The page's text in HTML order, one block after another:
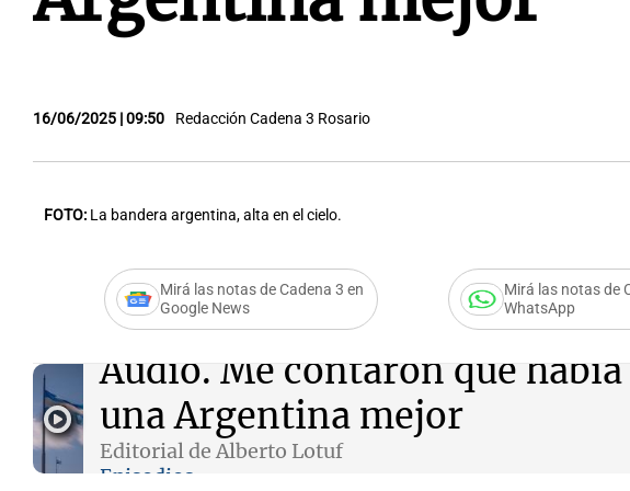
16/06/2025 | 09:50 Redacción Cadena 3 Rosario
FOTO: La bandera argentina, alta en el cielo.
Mirá las notas de Cadena 3 en
Google News
Mirá las notas de
WhatsApp
Audio. Me contaron que había
una Argentina mejor
Editorial de Alberto Lotuf
Episodios